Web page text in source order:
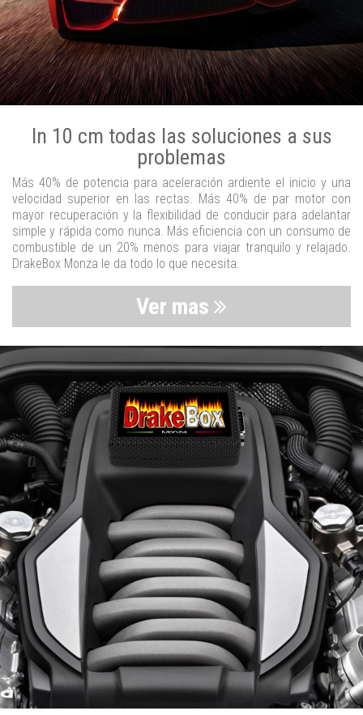
In 10 cm todas las soluciones a sus
problemas
Más 40% de potencia para aceleración ardiente el inicio y una
velocidad superior en las rectas. Más 40% de par motor con
mayor recuperación y la flexibilidad de conducir para adelantar
simple y rápida como nunca. Más eficiencia con un consumo de
combustible de un 20% menos para viajar tranquilo y relajado.
DrakeBox Monza le da todo lo que necesita.
Ver mas